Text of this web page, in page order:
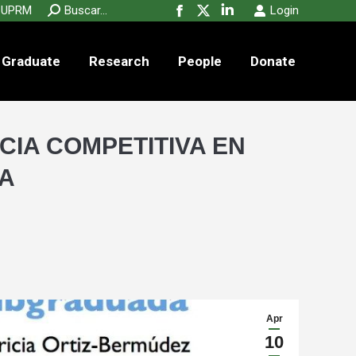
UPRM Search:
Buscar...
Facebook
opens
new
X
opens
new
Linkedin
opens
new
Login
Graduate Research People Donate
COMPETITIVA EN
Apr
10
windowwindowwindow